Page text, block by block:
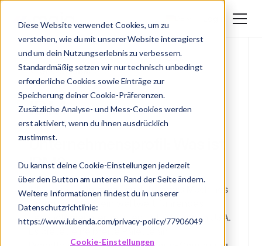
Diese Website verwendet Cookies, um zu
verstehen, wie du mit unserer Website interagierst
und um dein Nutzungserlebnis zu verbessern.
Standardmäßig setzen wir nur technisch unbedingt
erforderliche Cookies sowie Einträge zur
Speicherung deiner Cookie-Präferenzen.
Zusätzliche Analyse- und Mess-Cookies werden
erst aktiviert, wenn du ihnen ausdrücklich
zustimmst.
Du kannst deine Cookie-Einstellungen jederzeit
über den Button am unteren Rand der Seite ändern.
Weitere Informationen findest du in unserer
Datenschutzrichtlinie:
https://www.iubenda.com/privacy-policy/77906049
Cookie-Einstellungen
DE
EN
Glossar/ IBM
IBM
Unternehmensprofil: Was ist
IBM?
IBM, kurz für International Business Machines
Corporation, ist ein weltweit führendes
Technologieunternehmen mit Sitz in den USA.